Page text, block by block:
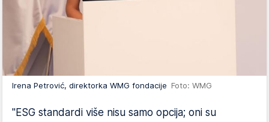
Irena Petrović, direktorka WMG fondacije Foto: WMG
"ESG standardi više nisu samo opcija; oni su